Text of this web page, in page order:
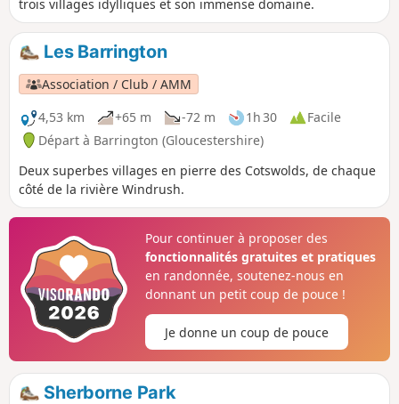
trois villages idylliques et son immense domaine.
Les Barrington
Association / Club / AMM
4,53 km
+65 m -72 m 1h 30
Facile
Départ à Barrington (Gloucestershire)
Deux superbes villages en pierre des Cotswolds, de chaque
côté de la rivière Windrush.
Pour continuer à proposer des
fonctionnalités gratuites et pratiques
en randonnée, soutenez-nous en
donnant un petit coup de pouce !
Je donne un coup de pouce
Sherborne Park